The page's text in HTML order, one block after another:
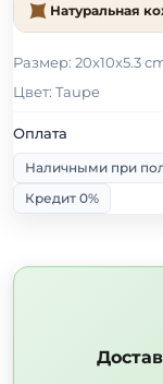
Натуральная
Размер: 20x10x5.3
Цвет: Taupe
Оплата
Наличными при
Кредит 0%